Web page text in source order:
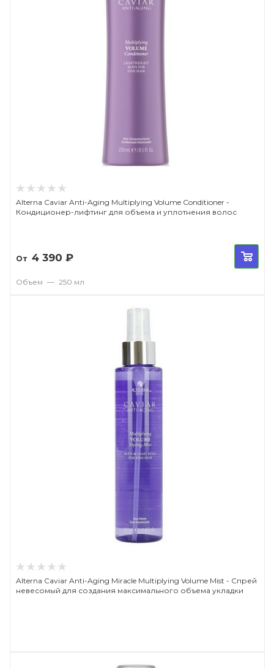
Alterna Caviar Anti-Aging Multiplying Volume Conditioner -
Кондиционер-лифтинг для объема и уплотнения волос
От 4 390 ₽
Объем — 250 мл
Alterna Caviar Anti-Aging Miracle Multiplying Volume Mist - Спрей
невесомый для создания максимального объема укладки